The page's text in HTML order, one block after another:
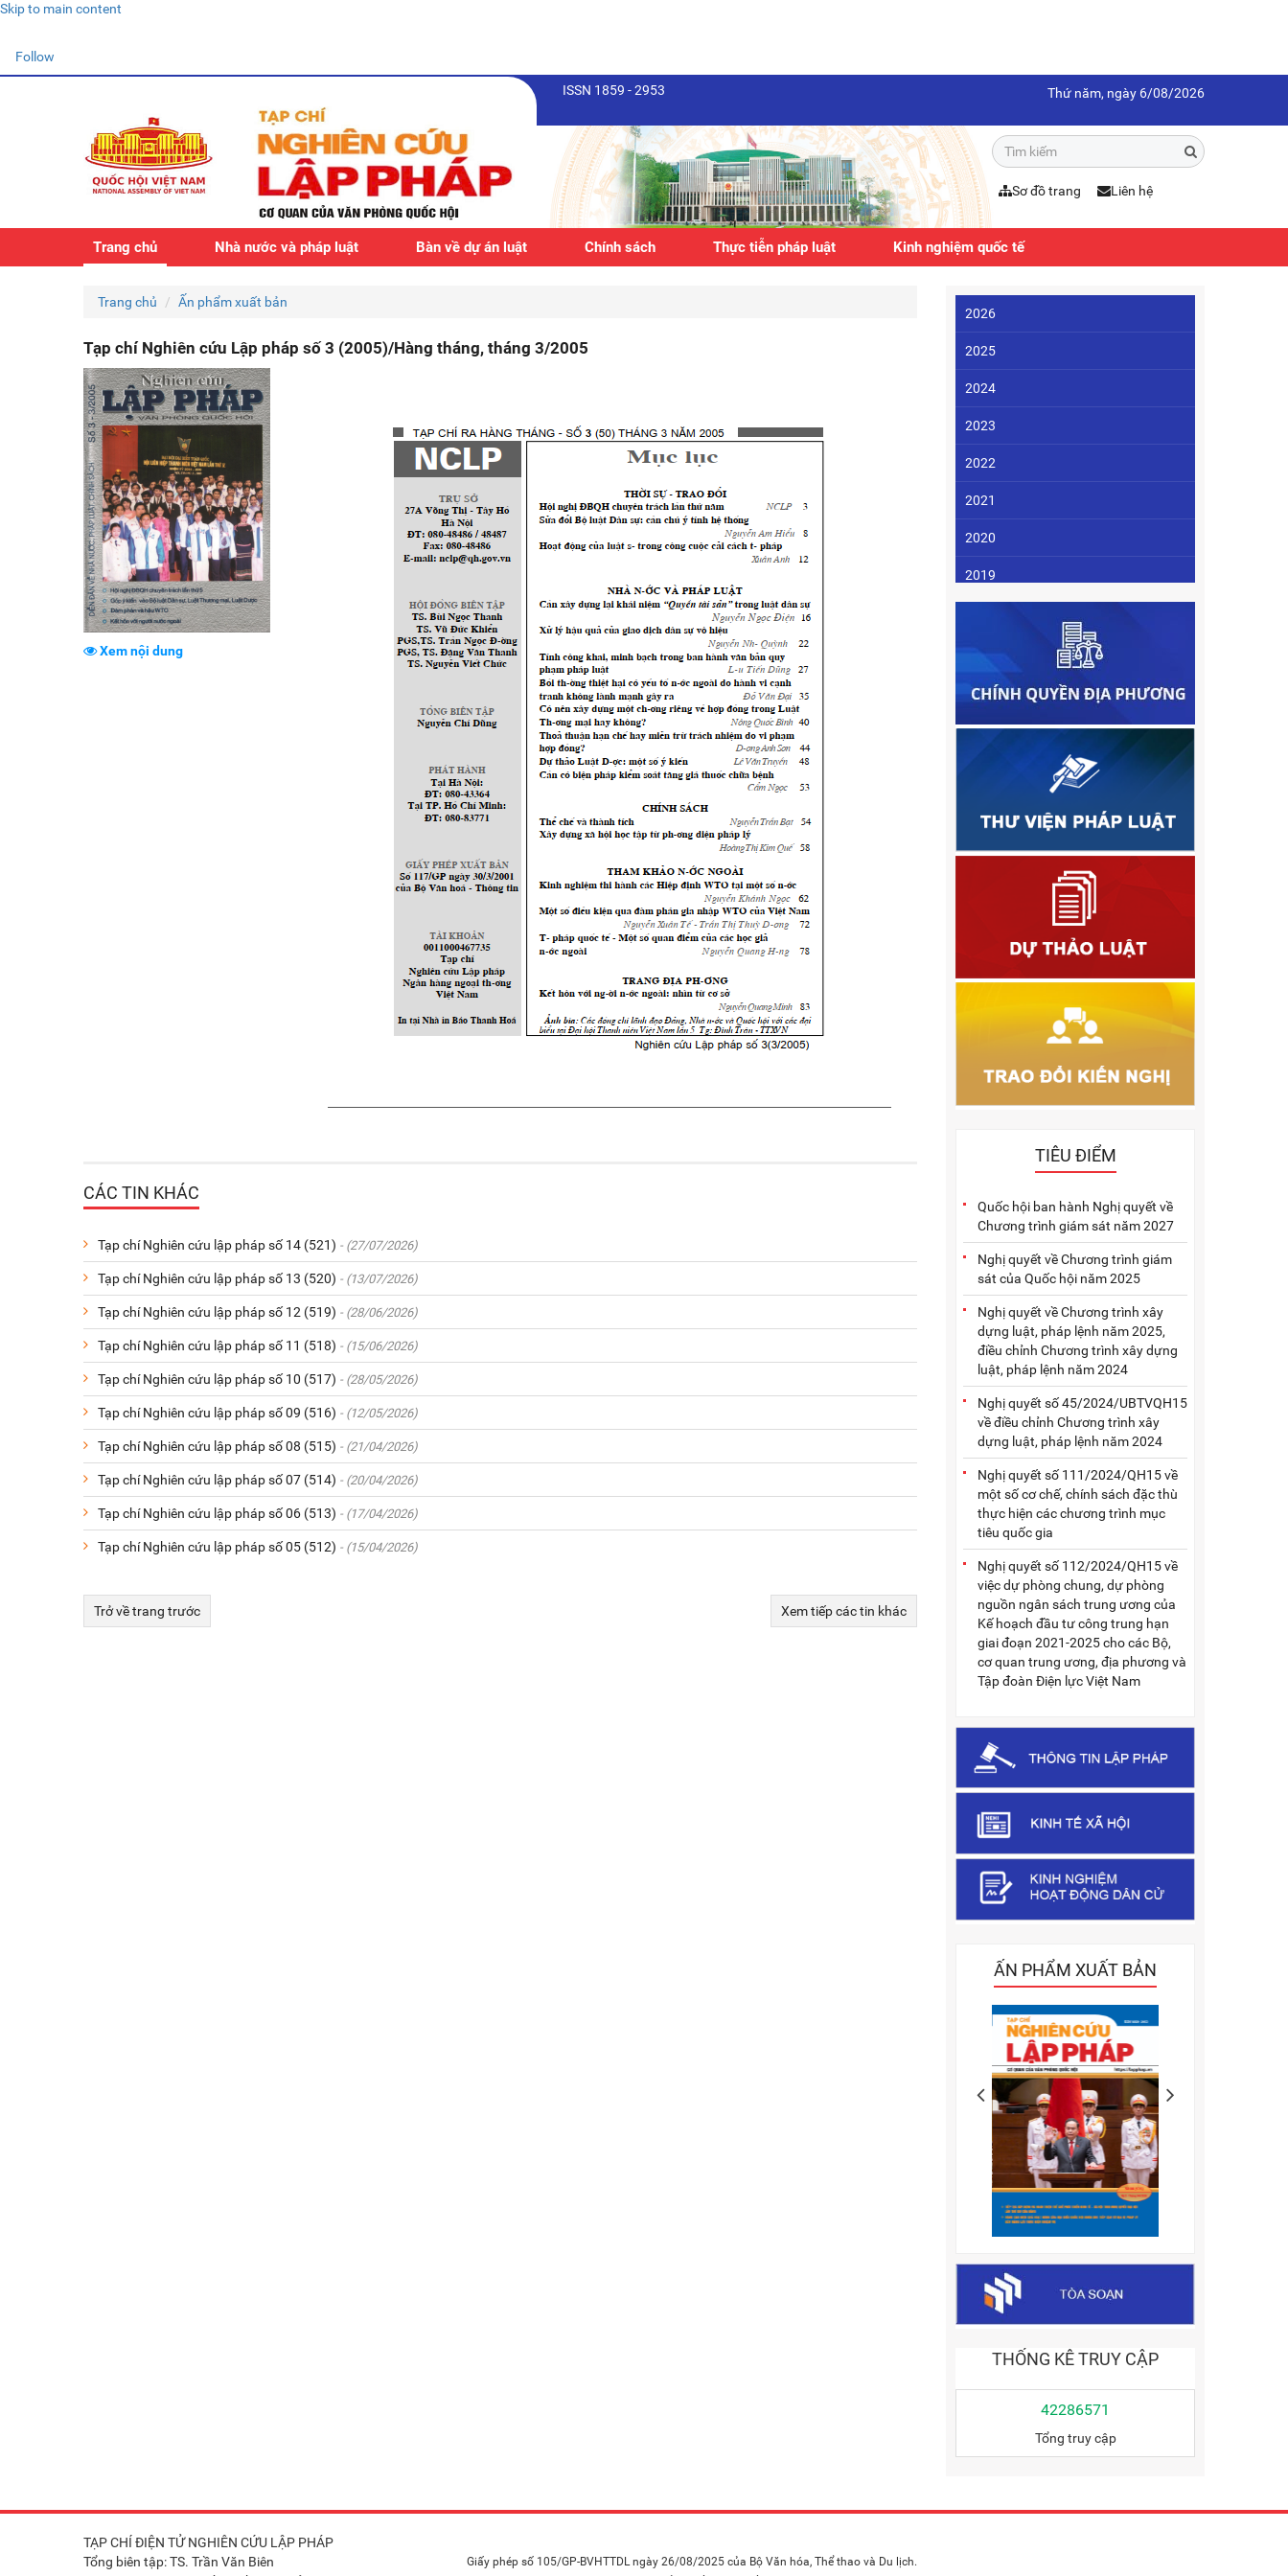
Skip to main content
Follow
ISSN 1859 - 2953 Thứ năm, ngày 6/08/2026
Sơ đồ trang Liên hệ
Trang chủ Nhà nước và pháp luật Bàn về dự án luật Chính sách Thực tiễn pháp luật Kinh nghiệm quốc tế
Trang chủ Ấn phẩm xuất bản
Tạp chí Nghiên cứu Lập pháp số 3 (2005)/Hàng tháng, tháng 3/2005
Xem nội dung
CÁC TIN KHÁC
Tạp chí Nghiên cứu lập pháp số 14 (521) - (27/07/2026)
Tạp chí Nghiên cứu lập pháp số 13 (520) - (13/07/2026)
Tạp chí Nghiên cứu lập pháp số 12 (519) - (28/06/2026)
Tạp chí Nghiên cứu lập pháp số 11 (518) - (15/06/2026)
Tạp chí Nghiên cứu lập pháp số 10 (517) - (28/05/2026)
Tạp chí Nghiên cứu lập pháp số 09 (516) - (12/05/2026)
Tạp chí Nghiên cứu lập pháp số 08 (515) - (21/04/2026)
Tạp chí Nghiên cứu lập pháp số 07 (514) - (20/04/2026)
Tạp chí Nghiên cứu lập pháp số 06 (513) - (17/04/2026)
Tạp chí Nghiên cứu lập pháp số 05 (512) - (15/04/2026)
Trở về trang trước Xem tiếp các tin khác
2026
2025
2024
2023
2022
2021
2020
2019
2017
2016
2015
2014
2005
TIÊU ĐIỂM
Quốc hội ban hành Nghị quyết về
Chương trình giám sát năm 2027
Nghị quyết về Chương trình giám
sát của Quốc hội năm 2025
Nghị quyết về Chương trình xây
dựng luật, pháp lệnh năm 2025,
điều chỉnh Chương trình xây dựng
luật, pháp lệnh năm 2024
Nghị quyết số 45/2024/UBTVQH15
về điều chỉnh Chương trình xây
dựng luật, pháp lệnh năm 2024
Nghị quyết số 111/2024/QH15 về
một số cơ chế, chính sách đặc thù
thực hiện các chương trình mục
tiêu quốc gia
Nghị quyết số 112/2024/QH15 về
việc dự phòng chung, dự phòng
nguồn ngân sách trung ương của
Kế hoạch đầu tư công trung hạn
giai đoạn 2021-2025 cho các Bộ,
cơ quan trung ương, địa phương và
Tập đoàn Điện lực Việt Nam
ẤN PHẨM XUẤT BẢN
THỐNG KÊ TRUY CẬP
42286571
Tổng truy cập
TẠP CHÍ ĐIỆN TỬ NGHIÊN CỨU LẬP PHÁP
Tổng biên tập: TS. Trần Văn Biên
Giấy phép số 105/GP-BVHTTDL ngày 26/08/2025 của Bộ Văn hóa, Thể thao và Du lịch.